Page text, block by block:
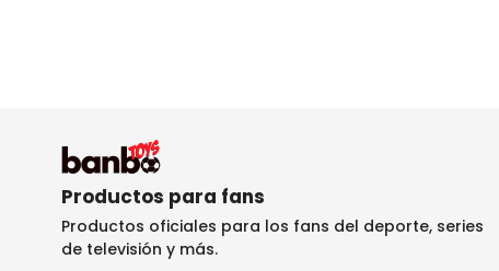
Productos para fans
Productos oficiales para los fans del deporte, series
de televisión y más.